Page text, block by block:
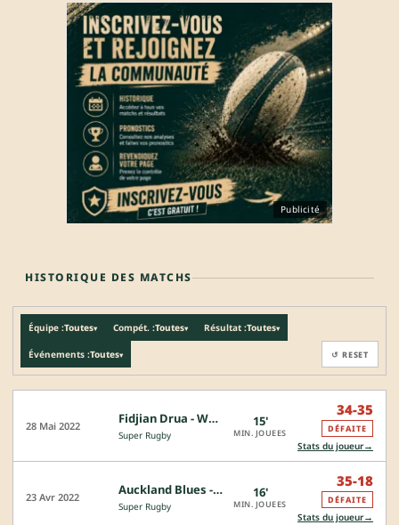
Publicité
HISTORIQUE DES MATCHS
Équipe :Toutes▾ Compét. :Toutes▾ Résultat :Toutes▾
Événements :Toutes▾ ↺ RESET
28 Mai 2022 Fidjian Drua - Waikato Chiefs
Super Rugby
15'
MIN. JOUEES
34-35
DÉFAITE
Stats du joueur→
23 Avr 2022 Auckland Blues - Fidjian Drua
Super Rugby
16'
MIN. JOUEES
35-18
DÉFAITE
Stats du joueur→